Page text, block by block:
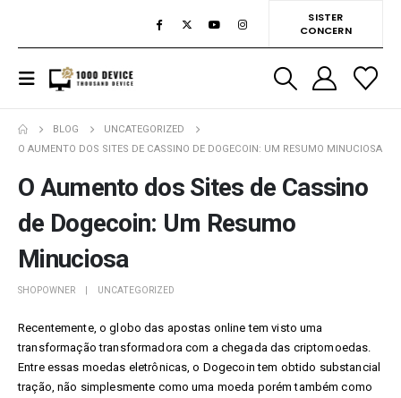
SISTER
CONCERN
BLOG
UNCATEGORIZED
O AUMENTO DOS SITES DE CASSINO DE DOGECOIN: UM RESUMO MINUCIOSA
O Aumento dos Sites de Cassino
de Dogecoin: Um Resumo
Minuciosa
SHOPOWNER UNCATEGORIZED
Recentemente, o globo das apostas online tem visto uma
transformação transformadora com a chegada das criptomoedas.
Entre essas moedas eletrônicas, o Dogecoin tem obtido substancial
tração, não simplesmente como uma moeda porém também como